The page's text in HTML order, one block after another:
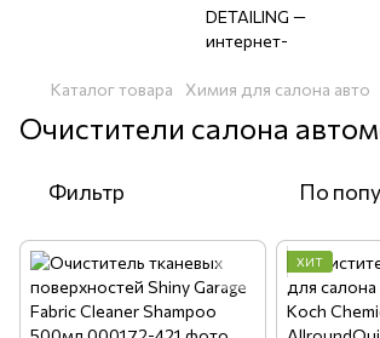
Каталог товара Химия для салона авто
Очистители салона
Фильтр По
ХИТ